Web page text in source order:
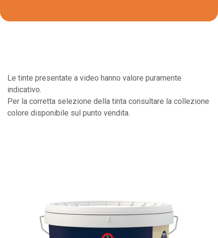
Le tinte presentate a video hanno valore puramente
indicativo.
Per la corretta selezione della tinta consultare la collezione
colore disponibile sul punto vendita.